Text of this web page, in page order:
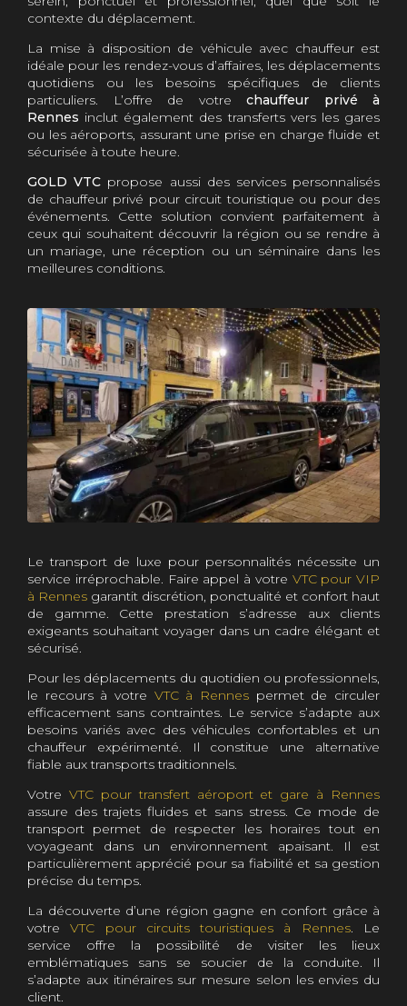
contexte du déplacement.
La mise à disposition de véhicule avec chauffeur est
idéale pour les rendez-vous d’affaires, les déplacements
quotidiens ou les besoins spécifiques de clients
particuliers. L’offre de votre chauffeur privé à
Rennes inclut également des transferts vers les gares
ou les aéroports, assurant une prise en charge fluide et
sécurisée à toute heure.
GOLD VTC propose aussi des services personnalisés
de chauffeur privé pour circuit touristique ou pour des
événements. Cette solution convient parfaitement à
ceux qui souhaitent découvrir la région ou se rendre à
un mariage, une réception ou un séminaire dans les
meilleures conditions.
Le transport de luxe pour personnalités nécessite un
service irréprochable. Faire appel à votre VTC pour VIP
à Rennes garantit discrétion, ponctualité et confort haut
de gamme. Cette prestation s’adresse aux clients
exigeants souhaitant voyager dans un cadre élégant et
sécurisé.
Pour les déplacements du quotidien ou professionnels,
le recours à votre VTC à Rennes permet de circuler
efficacement sans contraintes. Le service s’adapte aux
besoins variés avec des véhicules confortables et un
chauffeur expérimenté. Il constitue une alternative
fiable aux transports traditionnels.
Votre VTC pour transfert aéroport et gare à Rennes
assure des trajets fluides et sans stress. Ce mode de
transport permet de respecter les horaires tout en
voyageant dans un environnement apaisant. Il est
particulièrement apprécié pour sa fiabilité et sa gestion
précise du temps.
La découverte d’une région gagne en confort grâce à
votreVTC pour circuits touristiques à Rennes. Le
service offre la possibilité de visiter les lieux
emblématiques sans se soucier de la conduite. Il
s’adapte aux itinéraires sur mesure selon les envies du
client.